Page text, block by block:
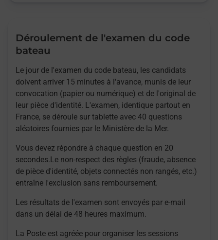
Déroulement de l'examen du code
bateau
Le jour de l'examen du code bateau, les candidats
doivent arriver 15 minutes à l'avance, munis de leur
convocation (papier ou numérique) et de l'original de
leur pièce d'identité. L'examen, identique partout en
France, se déroule sur tablette avec 40 questions
aléatoires fournies par le Ministère de la Mer.
Vous devez répondre à chaque question en 20
secondes.Le non-respect des règles (fraude, absence
de pièce d'identité, objets connectés non rangés, etc.)
entraîne l'exclusion sans remboursement.
Les résultats de l'examen sont envoyés par e-mail
dans un délai de 48 heures maximum.
La Poste est agréée pour organiser les sessions